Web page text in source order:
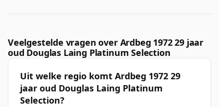
Veelgestelde vragen over Ardbeg 1972 29 jaar
oud Douglas Laing Platinum Selection
Uit welke regio komt Ardbeg 1972 29
jaar oud Douglas Laing Platinum
Selection?